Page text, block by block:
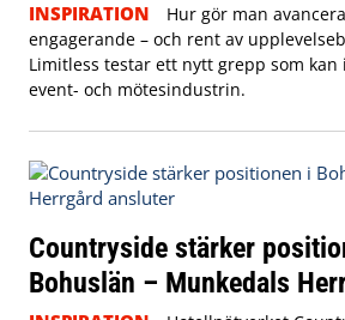
INSPIRATION
Hur gör man
engagerande – och rent av
Limitless testar ett nytt grepp som
event- och mötesindustrin.
Countryside stärker
Bohuslän – Munkedals